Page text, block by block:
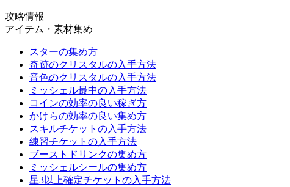
攻略情報
アイテム・素材集め
スターの集め方
奇跡のクリスタルの入手方法
音色のクリスタルの入手方法
ミッシェル最中の入手方法
コインの効率の良い稼ぎ方
かけらの効率の良い集め方
スキルチケットの入手方法
練習チケットの入手方法
ブーストドリンクの集め方
ミッシェルシールの集め方
星3以上確定チケットの入手方法